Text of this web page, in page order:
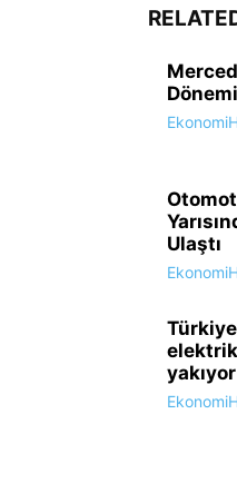
Dönemi
Ulaştı
yakıyor